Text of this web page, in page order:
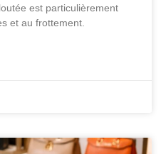
est particulièrement
et au frottement.